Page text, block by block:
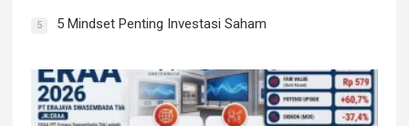
5 5 Mindset Penting Investasi Saham